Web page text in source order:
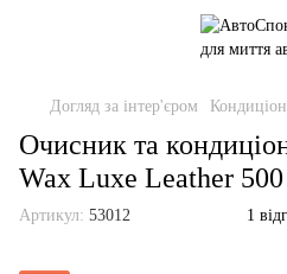
Догляд за інтер'єром
Очисник та
Wax Luxe Leather
Артикул: 53012 1